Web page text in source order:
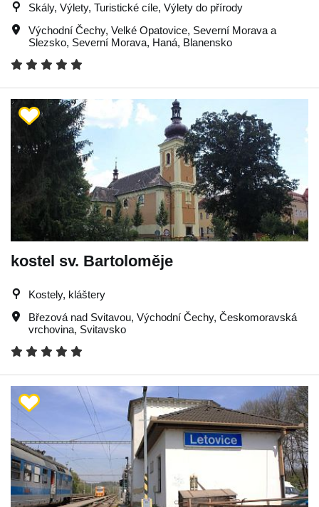
Skály, Výlety, Turistické cíle, Výlety do přírody
Východní Čechy, Velké Opatovice, Severní Morava a
Slezsko, Severní Morava, Haná, Blanensko
kostel sv. Bartoloměje
Kostely, kláštery
Březová nad Svitavou, Východní Čechy, Českomoravská
vrchovina, Svitavsko